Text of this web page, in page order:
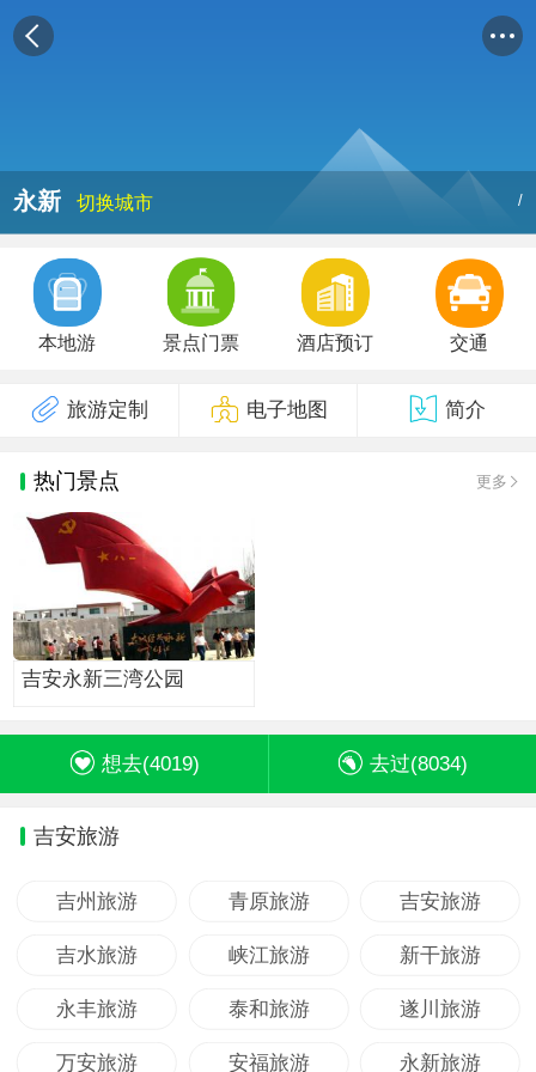
永新 切换城市 /
本地游 景点门票 酒店预订 交通
旅游定制 电子地图 简介
热门景点 更多
吉安永新三湾公园
想去(4019) 去过(8034)
吉安旅游
吉州旅游 青原旅游 吉安旅游
吉水旅游 峡江旅游 新干旅游
永丰旅游 泰和旅游 遂川旅游
万安旅游 安福旅游 永新旅游